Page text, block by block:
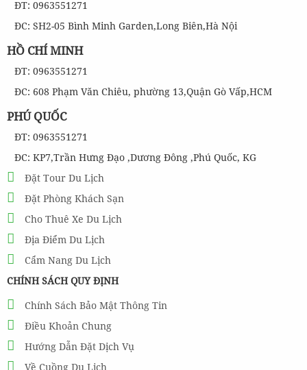
ĐT: 0963551271
ĐC: SH2-05 Bình Minh Garden,Long Biên,Hà Nội
HỒ CHÍ MINH
ĐT: 0963551271
ĐC: 608 Phạm Văn Chiêu, phường 13,Quận Gò Vấp,HCM
PHÚ QUỐC
ĐT: 0963551271
ĐC: KP7,Trần Hưng Đạo ,Dương Đông ,Phú Quốc, KG
Đặt Tour Du Lịch
Đặt Phòng Khách Sạn
Cho Thuê Xe Du Lịch
Địa Điểm Du Lịch
Cẩm Nang Du Lịch
CHÍNH SÁCH QUY ĐỊNH
Chính Sách Bảo Mật Thông Tin
Điều Khoản Chung
Hướng Dẫn Đặt Dịch Vụ
Về Cuồng Du Lịch